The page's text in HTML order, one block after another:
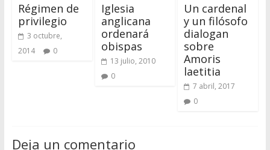
Régimen de
privilegio
3 octubre,
2014
0
Iglesia
anglicana
ordenará
obispas
13 julio, 2010
0
Un cardenal
y un filósofo
dialogan
sobre
Amoris
laetitia
7 abril, 2017
0
Deja un comentario